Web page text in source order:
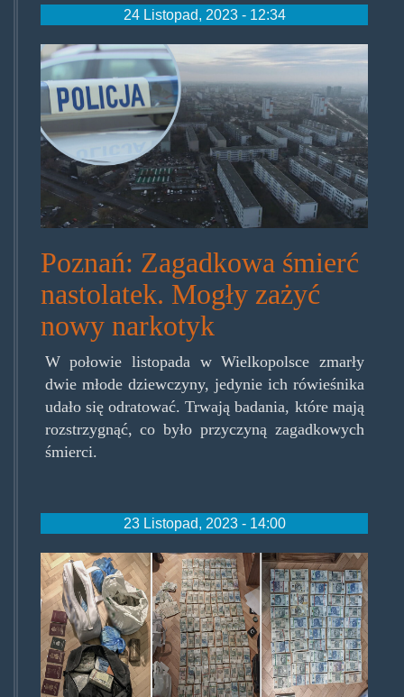
24 Listopad, 2023 - 12:34
Poznań: Zagadkowa śmierć
nastolatek. Mogły zażyć
nowy narkotyk
W połowie listopada w Wielkopolsce zmarły
dwie młode dziewczyny, jedynie ich rówieśnika
udało się odratować. Trwają badania, które mają
rozstrzygnąć, co było przyczyną zagadkowych
śmierci.
23 Listopad, 2023 - 14:00
3-
416373.jpg